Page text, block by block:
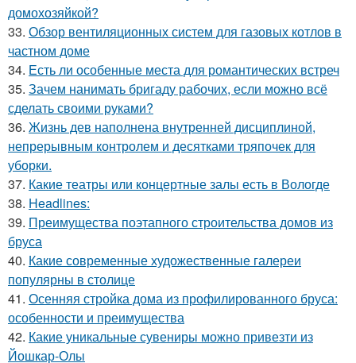
домохозяйкой?
33. Обзор вентиляционных систем для газовых котлов в
частном доме
34. Есть ли особенные места для романтических встреч
35. Зачем нанимать бригаду рабочих, если можно всё
сделать своими руками?
36. Жизнь дев наполнена внутренней дисциплиной,
непрерывным контролем и десятками тряпочек для
уборки.
37. Какие театры или концертные залы есть в Вологде
38. Headlines:
39. Преимущества поэтапного строительства домов из
бруса
40. Какие современные художественные галереи
популярны в столице
41. Осенняя стройка дома из профилированного бруса:
особенности и преимущества
42. Какие уникальные сувениры можно привезти из
Йошкар-Олы